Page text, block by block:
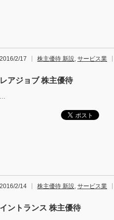
2016/2/17 株主優待 新設, サービス業
レアジョブ 株主優待
…
2016/2/14 株主優待 新設, サービス業
イントランス 株主優待